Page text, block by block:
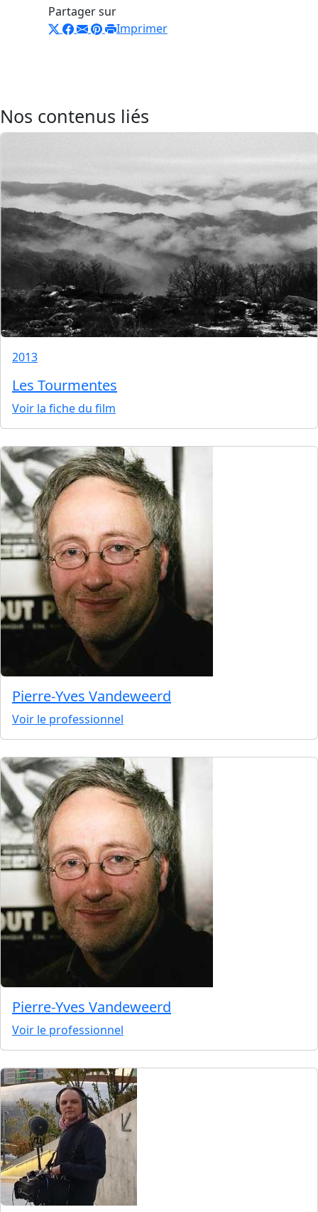
Partager sur
Imprimer
Nos contenus liés
2013
Les Tourmentes
Voir la fiche du film
Pierre-Yves Vandeweerd
Voir le professionnel
Pierre-Yves Vandeweerd
Voir le professionnel